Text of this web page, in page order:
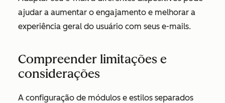
ajudar a aumentar o engajamento e melhorar a
experiência geral do usuário com seus e-mails.
Compreender limitações e
considerações
A configuração de módulos e estilos separados